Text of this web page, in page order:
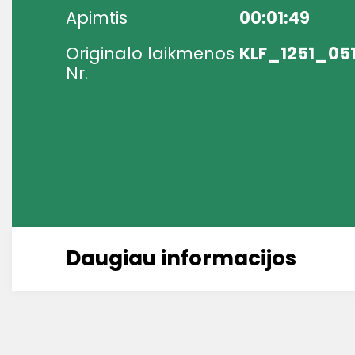
Apimtis
00:01:49
Originalo laikmenos
Nr.
Daugiau informacijos